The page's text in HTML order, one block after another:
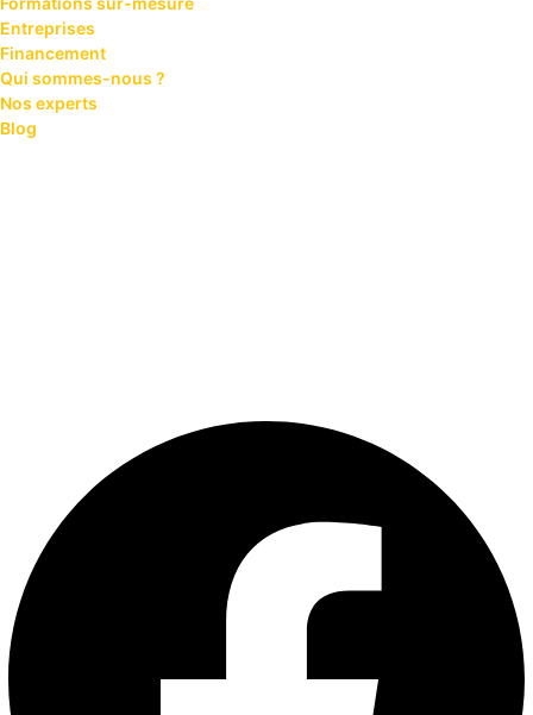
Entreprises
Financement
Qui sommes-nous ?
Nos experts
Blog